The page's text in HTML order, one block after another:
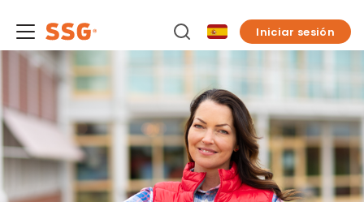
Iniciar sesión